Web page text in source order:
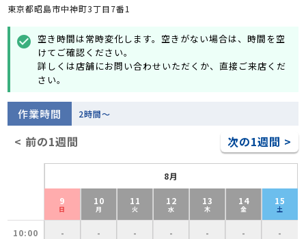
東京都昭島市中神町3丁目7番1
check_circle 空き時間は常時変化します。空きがない場合は、時間を空
けてご確認ください。
詳しくは店舗にお問い合わせいただくか、直接ご来店くだ
さい。
作業時間 2時間～
< 前の1週間 次の1週間 >
8月
9
日
10
月
11
火
12
水
13
木
14
金
15
土
10:00 - - - - - - -